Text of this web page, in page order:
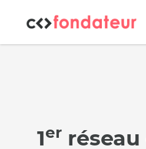
1er réseau